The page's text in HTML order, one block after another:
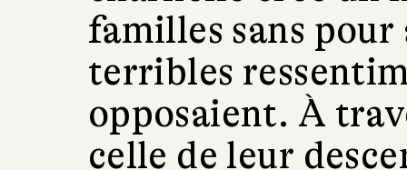
familles sans
terribles
opposaient. À
celle de leur